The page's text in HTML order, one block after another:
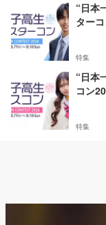
“日本
ター
特集
“日本
コン
特集